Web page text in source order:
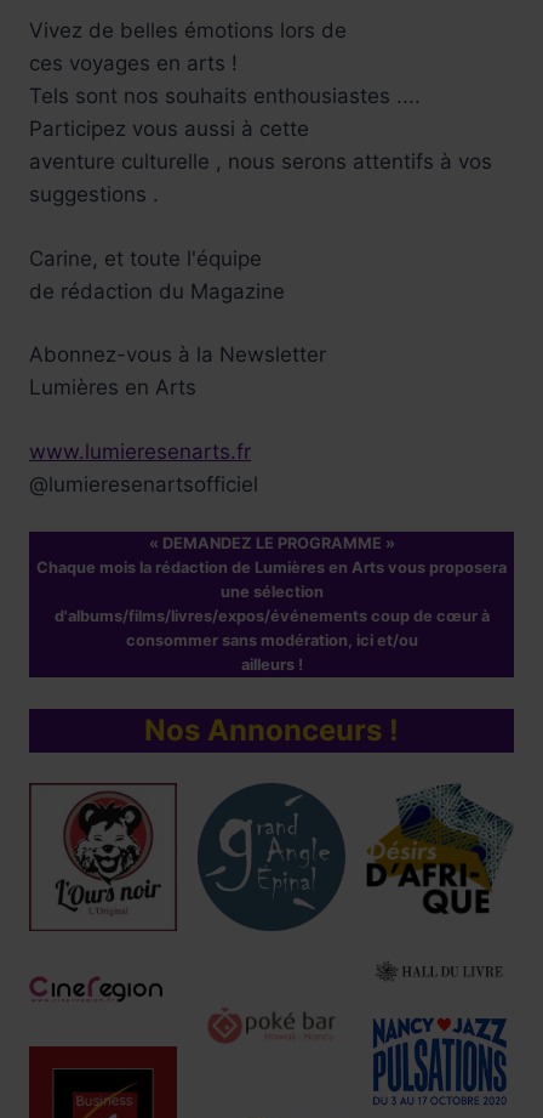
Réservez !
Vivez de belles émotions lors de
ces voyages en arts !
Tels sont nos souhaits enthousiastes ....
Participez vous aussi à cette
aventure culturelle , nous serons attentifs à vos
suggestions .
Carine, et toute l'équipe
de rédaction du Magazine
Abonnez-vous à la Newsletter
Lumières en Arts
www.lumieresenarts.fr
@lumieresenartsofficiel
« DEMANDEZ LE PROGRAMME »
Chaque mois la rédaction de Lumières en Arts vous proposera
une sélection
d'albums/films/livres/expos/événements coup de cœur à
consommer sans modération, ici et/ou
ailleurs !
Nos Annonceurs !